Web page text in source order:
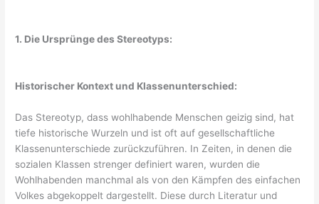
1. Die Ursprünge des Stereotyps:
Historischer Kontext und Klassenunterschied:
Das Stereotyp, dass wohlhabende Menschen geizig sind, hat
tiefe historische Wurzeln und ist oft auf gesellschaftliche
Klassenunterschiede zurückzuführen. In Zeiten, in denen die
sozialen Klassen strenger definiert waren, wurden die
Wohlhabenden manchmal als von den Kämpfen des einfachen
Volkes abgekoppelt dargestellt. Diese durch Literatur und